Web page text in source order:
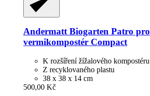
Andermatt Biogarten Patro pro
vermikompostér Compact
K rozšíření žížalového kompostéru
Z recyklovaného plastu
38 x 38 x 14 cm
500,00 Kč